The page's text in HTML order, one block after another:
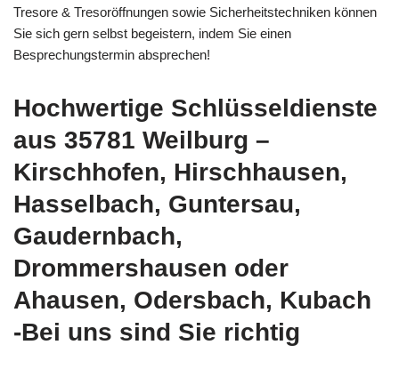
Tresore & Tresoröffnungen sowie Sicherheitstechniken können
Sie sich gern selbst begeistern, indem Sie einen
Besprechungstermin absprechen!
Hochwertige Schlüsseldienste
aus 35781 Weilburg –
Kirschhofen, Hirschhausen,
Hasselbach, Guntersau,
Gaudernbach,
Drommershausen oder
Ahausen, Odersbach, Kubach
-Bei uns sind Sie richtig